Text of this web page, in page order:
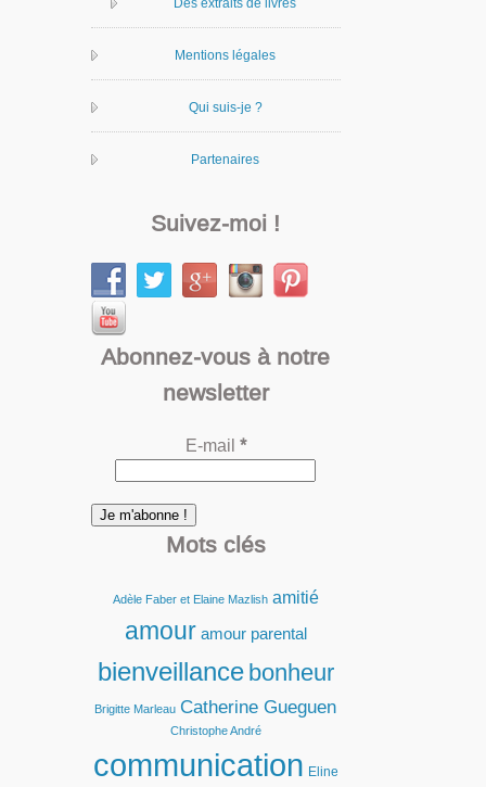
Des extraits de livres
Mentions légales
Qui suis-je ?
Partenaires
Suivez-moi !
Abonnez-vous à notre
newsletter
E-mail *
Mots clés
Adèle Faber et Elaine Mazlish amitié
amour amour parental
bienveillance bonheur
Brigitte Marleau Catherine Gueguen
Christophe André
communication Eline